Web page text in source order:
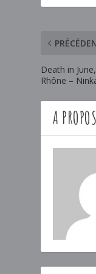
Death in
Rhône –
A